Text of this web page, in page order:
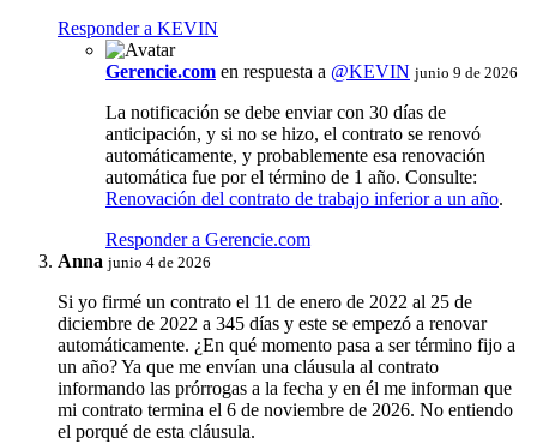
Responder a KEVIN
Gerencie.com en respuesta a @KEVIN junio 9 de 2026
La notificación se debe enviar con 30 días de
anticipación, y si no se hizo, el contrato se renovó
automáticamente, y probablemente esa renovación
automática fue por el término de 1 año. Consulte:
Renovación del contrato de trabajo inferior a un año.
Responder a Gerencie.com
Anna junio 4 de 2026
Si yo firmé un contrato el 11 de enero de 2022 al 25 de
diciembre de 2022 a 345 días y este se empezó a renovar
automáticamente. ¿En qué momento pasa a ser término fijo a
un año? Ya que me envían una cláusula al contrato
informando las prórrogas a la fecha y en él me informan que
mi contrato termina el 6 de noviembre de 2026. No entiendo
el porqué de esta cláusula.